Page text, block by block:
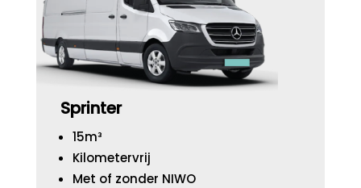
Sprinter
15m³
Kilometervrij
Met of zonder NIWO